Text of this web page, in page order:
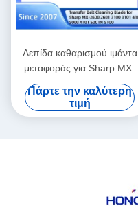
Λεπίδα καθαρισμού ιμάντα
μεταφοράς για Sharp MX-
2600 2601 3100 3101 4100
5000 4101 5001N 5100
Πάρτε την καλύτερη
τιμή